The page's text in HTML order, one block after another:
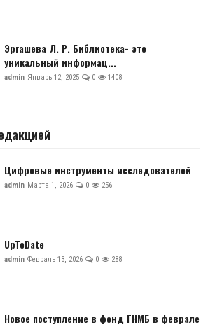
Эргашева Л. Р. Библиотека- это
уникальный информац...
admin Январь 12, 2025 0 1408
Цифровые инструменты исследователей
admin Марта 1, 2026 0 256
UpToDate
admin Февраль 13, 2026 0 288
Новое поступление в фонд ГНМБ в феврале